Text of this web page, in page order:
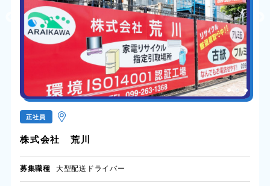
正社員
株式会社 荒川
募集職種 大型配送ドライバー